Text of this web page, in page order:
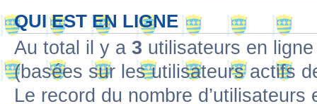
QUI EST EN LIGNE
Au total il y a 3 utilisateurs en
(basées sur les utilisateurs actifs
Le record du nombre